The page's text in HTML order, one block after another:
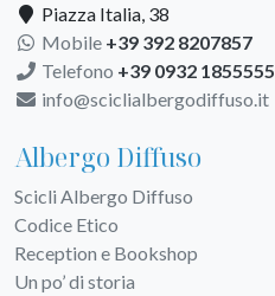
Piazza Italia, 38
Mobile +39 392 8207857
Telefono +39 0932 1855555
info@sciclialbergodiffuso.it
Albergo Diffuso
Scicli Albergo Diffuso
Codice Etico
Reception e Bookshop
Un po’ di storia